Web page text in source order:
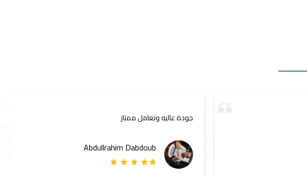
جودة عاليه وتعامل ممتاز
Abdullrahim Dabdoub